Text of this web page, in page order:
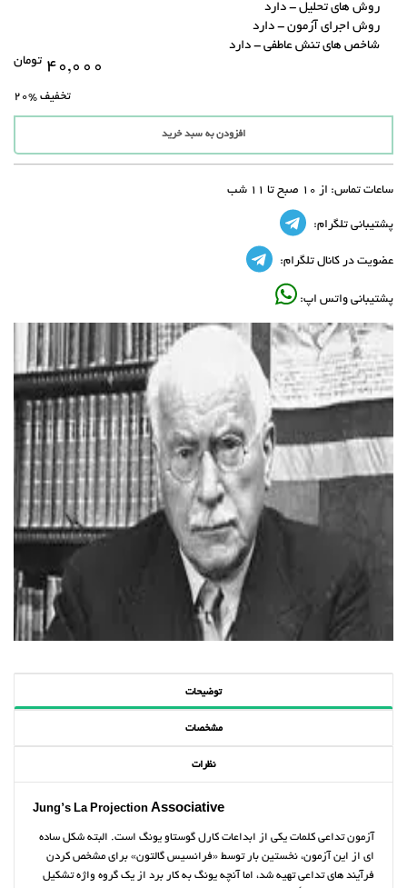
روش های تحلیل - دارد
روش اجرای آزمون - دارد
شاخص های تنش عاطفی - دارد
۴۰,۰۰۰ تومان
تخفیف %20
افزودن به سبد خرید
ساعات تماس: از 10 صبح تا 11 شب
پشتیبانی تلگرام:
عضویت در کانال تلگرام:
پشتیبانی واتس اپ:
توضیحات
مشخصات
نظرات
Jung’s La Projection Associative
ای از این آزمون، نخستین بار توسط «فرانسیس گالتون» برای مشخص کردن
فرآیند های تداعی تهیه شد، اما آنچه یونگ به کار برد از یک گروه واژه تشکیل